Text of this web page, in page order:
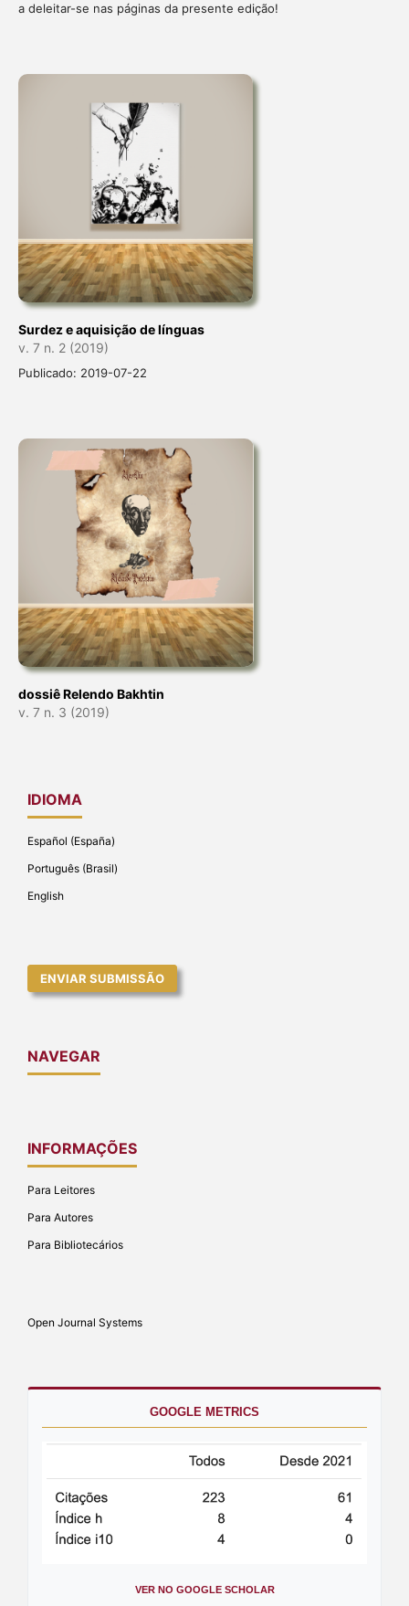
a deleitar-se nas páginas da presente edição!
Surdez e aquisição de línguas
v. 7 n. 2 (2019)
Publicado: 2019-07-22
dossiê Relendo Bakhtin
v. 7 n. 3 (2019)
IDIOMA
Español (España)
Português (Brasil)
English
ENVIAR SUBMISSÃO
NAVEGAR
INFORMAÇÕES
Para Leitores
Para Autores
Para Bibliotecários
Open Journal Systems
GOOGLE METRICS
VER NO GOOGLE SCHOLAR